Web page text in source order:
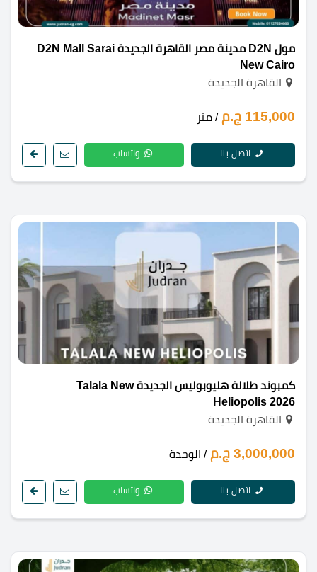
مول D2N مدينة مصر القاهرة الجديدة D2N Mall Sarai
New Cairo
القاهرة الجديدة
115,000 ج.م / متر
اتصل بنا واتساب
كمبوند طلالة هليوبوليس الجديدة Talala New
Heliopolis 2026
القاهرة الجديدة
3,000,000 ج.م / الوحدة
اتصل بنا واتساب